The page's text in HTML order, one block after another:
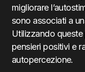
migliorare
sono associati a
Utilizzando
pensieri positivi e
autopercezione.